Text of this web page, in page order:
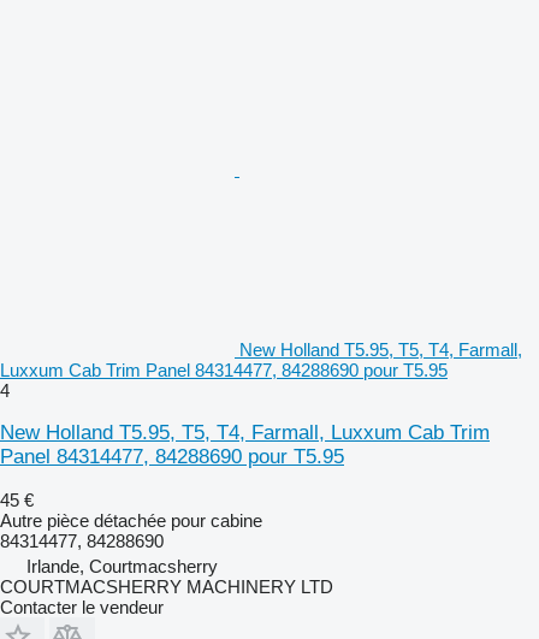
New Holland T5.95, T5, T4, Farmall,
Luxxum Cab Trim Panel 84314477, 84288690 pour T5.95
4
New Holland T5.95, T5, T4, Farmall, Luxxum Cab Trim
Panel 84314477, 84288690 pour T5.95
45 €
Autre pièce détachée pour cabine
84314477, 84288690
Irlande, Courtmacsherry
COURTMACSHERRY MACHINERY LTD
Contacter le vendeur